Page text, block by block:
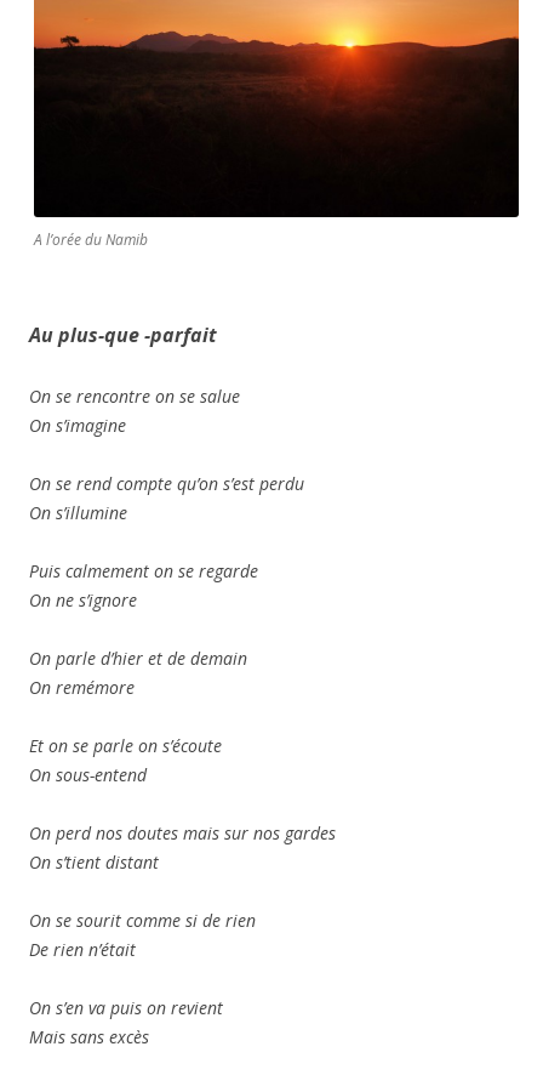
A l’orée du Namib
Au plus-que -parfait
On se rencontre on se salue
On s’imagine
On se rend compte qu’on s’est perdu
On s’illumine
Puis calmement on se regarde
On ne s’ignore
On parle d’hier et de demain
On remémore
Et on se parle on s’écoute
On sous-entend
On perd nos doutes mais sur nos gardes
On s’tient distant
On se sourit comme si de rien
De rien n’était
On s’en va puis on revient
Mais sans excès